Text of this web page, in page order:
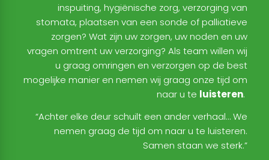
inspuiting, hygiënische zorg, verzorging van
stomata, plaatsen van een sonde of palliatieve
zorgen? Wat zijn uw zorgen, uw noden en uw
vragen omtrent uw verzorging? Als team willen wij
u graag omringen en verzorgen op de best
mogelijke manier en nemen wij graag onze tijd om
naar u te luisteren.
“Achter elke deur schuilt een ander verhaal… We
nemen graag de tijd om naar u te luisteren.
Samen staan we sterk.”